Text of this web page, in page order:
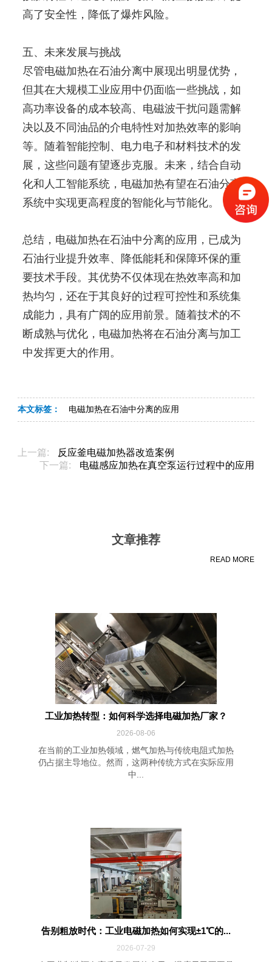
高了安全性，降低了爆炸风险。
五、未来发展与挑战
尽管电磁加热在石油分离中展现出明显优势，
但其在大规模工业应用中仍面临一些挑战，如
高功率设备的成本较高、电磁波干扰问题需解
决以及不同油品的介电特性对加热效率的影响
等。随着智能控制、电力电子和材料技术的发
展，这些问题有望逐步克服。未来，结合自动
化和人工智能系统，电磁加热有望在石油分离
系统中实现更高程度的智能化与节能化。
总结，电磁加热在石油中分离的应用，已成为
石油行业提升效率、降低能耗和保障环保的重
要技术手段。其优势不仅体现在热效率高和加
热均匀，还在于其良好的过程可控性和系统集
成能力，具有广阔的应用前景。随着技术的不
断成熟与优化，电磁加热将在石油分离与加工
中发挥更大的作用。
本文标签： 电磁加热在石油中分离的应用
上一篇:
反应釜电磁加热器改造案例
下一篇:
电磁感应加热在真空泵运行过程中的应用
文章推荐
READ MORE
工业加热转型：如何科学选择电磁加热厂家？
2026-08-06
在当前的工业加热领域，燃气加热与传统电阻式加热
仍占据主导地位。然而，这两种传统方式在实际应用
中...
告别粗放时代：工业电磁加热如何实现±1℃的...
2026-07-29